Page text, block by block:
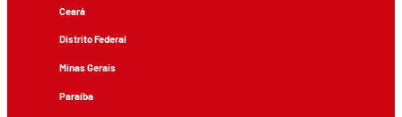
Ceará
Distrito Federal
Minas Gerais
Paraíba